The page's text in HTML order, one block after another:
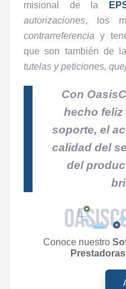
misional de la
autorizaciones, los
contrarreferencia y
que son también de
tutelas y peticiones,
Con
hecho feliz
soporte, el
calidad del
del
Conoce nuestro